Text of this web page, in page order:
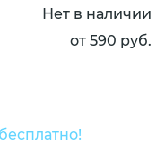
Нет в наличии
от 590 руб.